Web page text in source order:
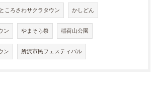
ところさわサクラタウン かしどん
ン やまそら祭 稲荷山公園
ン 所沢市民フェスティバル